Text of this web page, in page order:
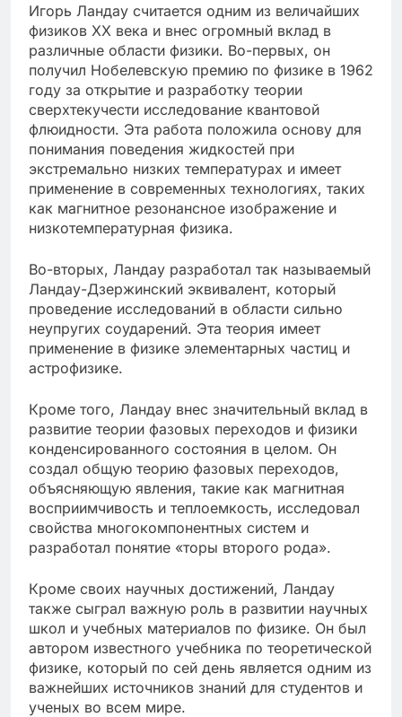
Игорь Ландау считается одним из величайших
физиков XX века и внес огромный вклад в
различные области физики. Во-первых, он
получил Нобелевскую премию по физике в 1962
году за открытие и разработку теории
сверхтекучести исследование квантовой
флюидности. Эта работа положила основу для
понимания поведения жидкостей при
экстремально низких температурах и имеет
применение в современных технологиях, таких
как магнитное резонансное изображение и
низкотемпературная физика.
Во-вторых, Ландау разработал так называемый
Ландау-Дзержинский эквивалент, который
проведение исследований в области сильно
неупругих соударений. Эта теория имеет
применение в физике элементарных частиц и
астрофизике.
Кроме того, Ландау внес значительный вклад в
развитие теории фазовых переходов и физики
конденсированного состояния в целом. Он
создал общую теорию фазовых переходов,
объясняющую явления, такие как магнитная
восприимчивость и теплоемкость, исследовал
свойства многокомпонентных систем и
разработал понятие «торы второго рода».
Кроме своих научных достижений, Ландау
также сыграл важную роль в развитии научных
школ и учебных материалов по физике. Он был
автором известного учебника по теоретической
физике, который по сей день является одним из
важнейших источников знаний для студентов и
ученых во всем мире.